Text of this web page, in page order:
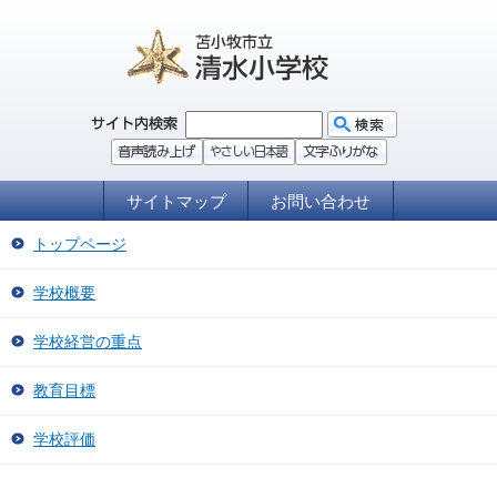
サイトマップ お問い合わせ
トップページ
学校概要
学校経営の重点
教育目標
学校評価